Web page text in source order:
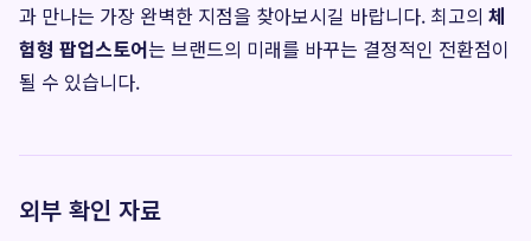
과 만나는 가장 완벽한 지점을 찾아보시길 바랍니다. 최고의 체
험형 팝업스토어는 브랜드의 미래를 바꾸는 결정적인 전환점이
될 수 있습니다.
외부 확인 자료